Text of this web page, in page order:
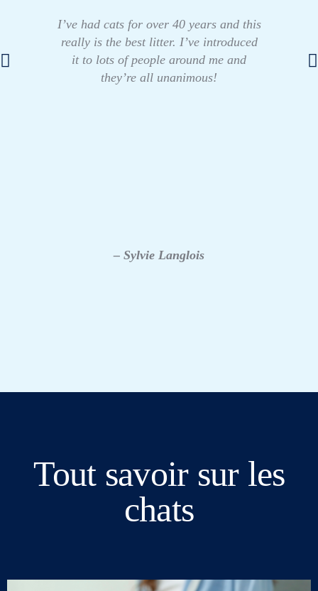
I’ve had cats for over 40 years and this
really is the best litter. I’ve introduced
it to lots of people around me and
they’re all unanimous!
– Sylvie Langlois
Tout savoir sur les
chats